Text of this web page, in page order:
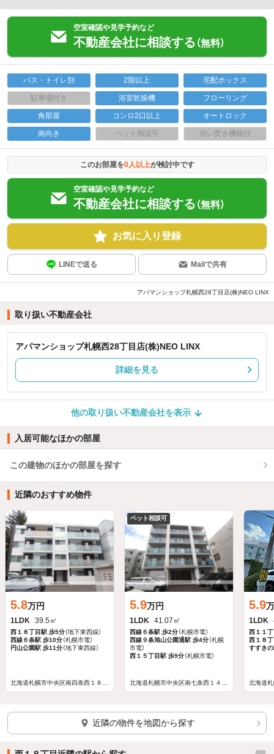
空室確認や見学予約など
不動産会社に相談する （無料）
バス・トイレ別 2階以上 宅配ボックス
駐車場付き 浴室乾燥機 フローリング
角部屋 コンロ2口以上 オートロック
南向き ペット相談可 追い焚き機能付
このお部屋を0人以上が検討中です
空室確認や見学予約など
不動産会社に相談する （無料）
お気に入り登録
LINEで送る Mailで共有
アパマンショップ札幌西28丁目店(株)NEO LINX
取り扱い不動産会社
アパマンショップ札幌西28丁目店(株)NEO LINX
詳細を見る
他の取り扱い不動産会社を表示
入居可能なほかの部屋
この建物のほかの部屋を探す
ほかの部屋を検索中…
近隣のおすすめ物件
5.8万円
1LDK 39.5㎡
西１８丁目駅 歩5分（地下東西線）
西線６条駅 歩10分（札幌市電）
円山公園駅 歩11分（地下東西線）
北海道札幌市中央区南四条西１８丁目
ペット相談可
5.9万円
1LDK 41.07㎡
西線６条駅 歩2分（札幌市電）
西線９条旭山公園通駅 歩4分（札幌
市電）
西１５丁目駅 歩9分（札幌市電）
北海道札幌市中央区南七条西１４丁目
5.9
1LDK
西１１
西１８
すすき
近隣の物件を地図から探す